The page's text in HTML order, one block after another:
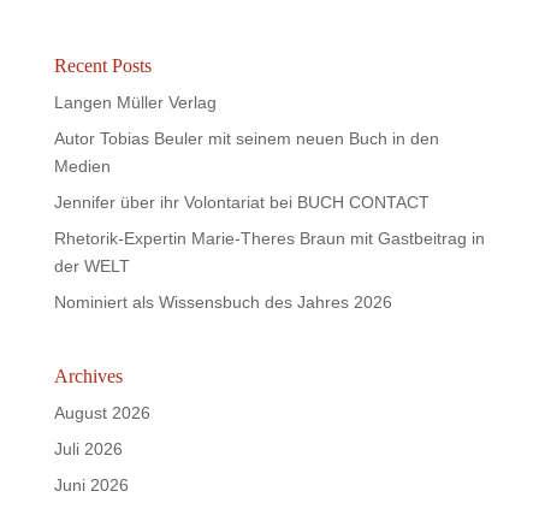
Recent Posts
Langen Müller Verlag
Autor Tobias Beuler mit seinem neuen Buch in den
Medien
Jennifer über ihr Volontariat bei BUCH CONTACT
Rhetorik-Expertin Marie-Theres Braun mit Gastbeitrag in
der WELT
Nominiert als Wissensbuch des Jahres 2026
Archives
August 2026
Juli 2026
Juni 2026